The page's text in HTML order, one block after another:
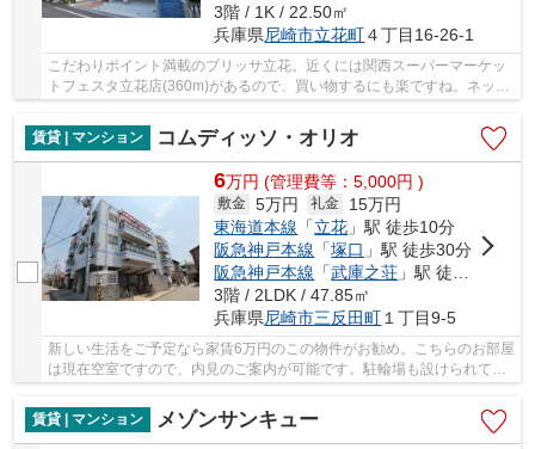
3階 / 1K / 22.50㎡
兵庫県尼崎市立花町４丁目16-26-1
こだわりポイント満載のブリッサ立花。近くには関西スーパーマーケッ
トフェスタ立花店(360m)があるので、買い物するにも楽ですね。ネット
の回線を導入しています、パソコンが使えて暮...
賃貸 | マンション
コムディッソ・オリオ
6万円 (管理費等：5,000円 )
敷金 5万円 礼金
15万円
東海道本線 「立花 」駅 徒歩10分
阪急神戸本線 「塚口 」駅 徒歩30分
阪急神戸本線 「武庫之荘 」駅 徒歩29分
3階 / 2LDK / 47.85㎡
兵庫県尼崎市三反田町 １丁目9-5
新しい生活をご予定なら家賃6万円のこの物件がお勧め。こちらのお部屋
は現在空室ですので、内見のご案内が可能です。駐輪場も設けられてあ
り、決められた場所に自転車を止められる安心...
賃貸 | マンション
メゾンサンキュー